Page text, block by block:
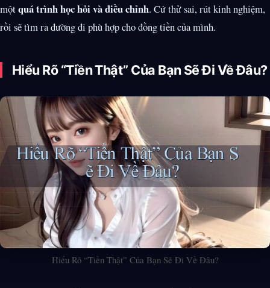
mộtquá trình học hỏi và điều chỉnh. Cứ thử sai, rút kinh nghiệm,
rồi sẽ tìm ra đường đi phù hợp cho đồng tiền của mình.
Hiểu Rõ “Tiền Thật” Của Bạn Sẽ Đi Về Đâu?
Hiểu Rõ “Tiền Thật” Của Bạn Sẽ Đi Về Đâu?